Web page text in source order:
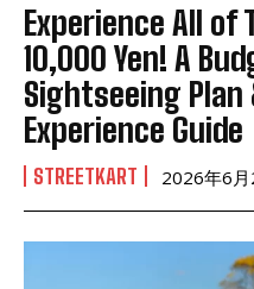
Experience All of
10,000 Yen! A
Sightseeing
Experience Guide
STREETKART 2026年6月